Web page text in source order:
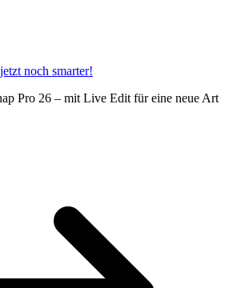
noch smarter!
Pro 26 – mit Live Edit für eine neue Art